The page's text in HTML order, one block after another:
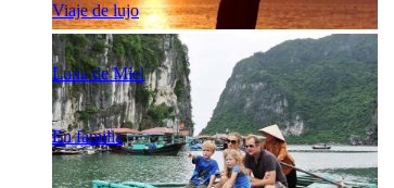
Viaje de lujo
Luna de Miel
En familia